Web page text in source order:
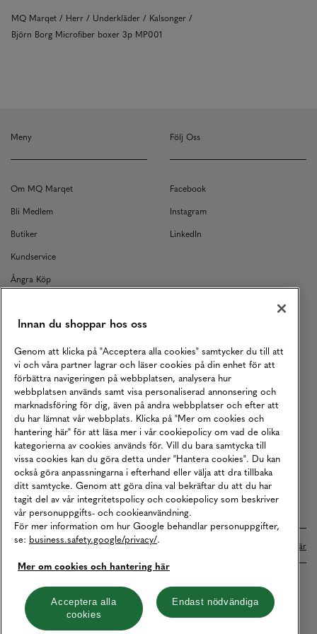
MQ Marqet Herr Underkläder
Kalsonger
Björn Borg Microfiber boxer 3p MP001
Meny
Om MQ Marqet
Bli Medlem
Butiker
Kundservice
Ångra Köp
Returer
Köpvillkor
Karriär
Vårt Ansvar
Våra Tjänster
Press
Studentrabatt
B2B
Tillgänglighetsredogörelse
Följ Oss
Facebook
Instagram
LinkedIn
Betalningar online sköts i samarbete med Klarna. Läs mer här
Cookies Integritetspolicy
Hantera cookies
Innan du shoppar hos oss
Genom att klicka på "Acceptera alla cookies" samtycker du till att
vi och våra partner lagrar och läser cookies på din enhet för att
förbättra navigeringen på webbplatsen, analysera hur
webbplatsen används samt visa personaliserad annonsering och
marknadsföring för dig, även på andra webbplatser och efter att
du har lämnat vår webbplats. Klicka på "Mer om cookies och
hantering här" för att läsa mer i vår cookiepolicy om vad de olika
kategorierna av cookies används för. Vill du bara samtycka till
vissa cookies kan du göra detta under "Hantera cookies". Du kan
också göra anpassningarna i efterhand eller välja att dra tillbaka
ditt samtycke. Genom att göra dina val bekräftar du att du har
tagit del av vår integritetspolicy och cookiepolicy som beskriver
vår personuppgifts- och cookieanvändning.
För mer information om hur Google behandlar personuppgifter,
se: business.safety.google/privacy/.
Mer om cookies och hantering här
Acceptera alla
cookies
Endast nödvändiga